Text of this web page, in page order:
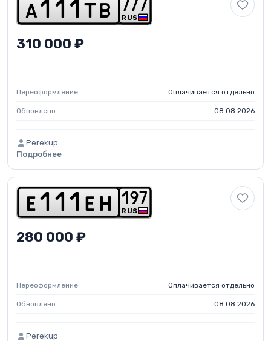
a 1 1 1 t b RUS
7 7 7
310 000 ₽
Переоформление Оплачивается отдельно
Обновлено 08.08.2026
Perekup
Подробнее
e 1 1 1 e h RUS
1 9 7
280 000 ₽
Переоформление Оплачивается отдельно
Обновлено 08.08.2026
Perekup